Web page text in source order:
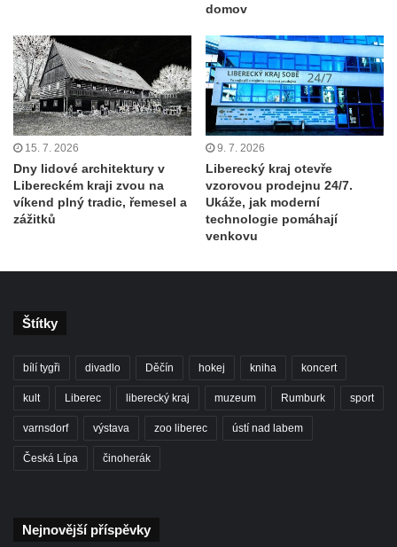
domov
15. 7. 2026
Dny lidové architektury v
Libereckém kraji zvou na
víkend plný tradic, řemesel a
zážitků
9. 7. 2026
Liberecký kraj otevře
vzorovou prodejnu 24/7.
Ukáže, jak moderní
technologie pomáhají
venkovu
Štítky
bílí tygři divadlo Děčín hokej kniha koncert
kult Liberec liberecký kraj muzeum Rumburk sport
varnsdorf výstava zoo liberec ústí nad labem
Česká Lípa činoherák
Nejnovější příspěvky